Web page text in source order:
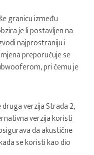
granicu između
je li postavljen na
najprostraniju i
preporučuje se
pri čemu je
verzija Strada 2,
verzija koristi
da akustične
se koristi kao dio